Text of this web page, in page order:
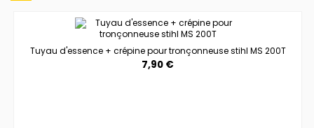
Tuyau d'essence + crépine pour tronçonneuse stihl MS 200T
7,90 €